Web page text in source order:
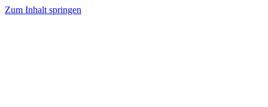
Zum Inhalt springen